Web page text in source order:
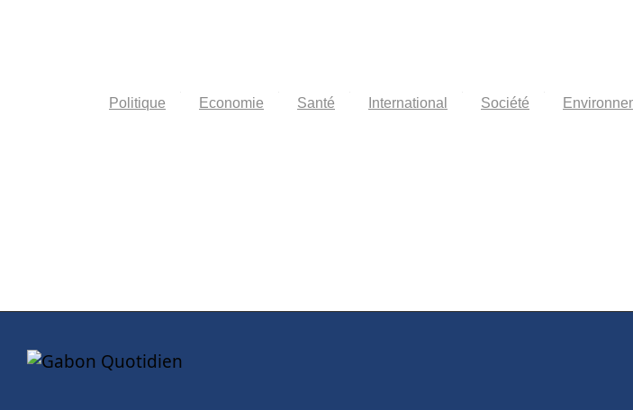
Politique Economie Santé International Société